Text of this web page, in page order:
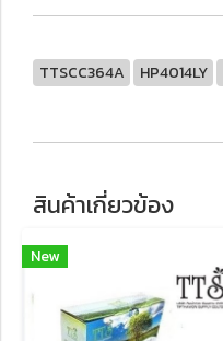
TTSCC364A HP4014LY
สินค้าเกี่ยวข้อง
New